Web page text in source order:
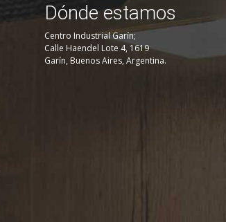
Dónde estamos
Centro Industrial Garín;
Calle Haendel Lote 4, 1619
Garín, Buenos Aires, Argentina.